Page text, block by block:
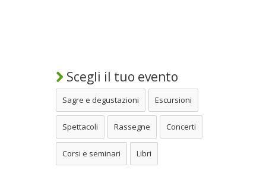
Scegli il tuo evento
Sagre e degustazioni Escursioni
Spettacoli Rassegne Concerti
Corsi e seminari Libri